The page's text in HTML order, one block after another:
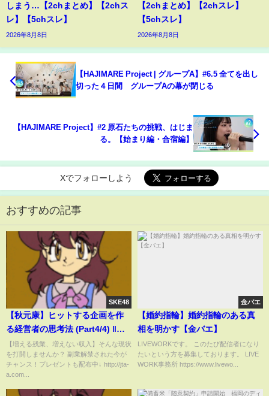
しまう…【2chまとめ】【2chス
レ】【5chスレ】
2026年8月8日
【2chまとめ】【2chスレ】
【5chスレ】
2026年8月8日
【HAJIMARE Project | グループA】#6.5 全てを出し
切った４日間 グループAの幕が閉じる
【HAJIMARE Project】#2 原石たちの挑戦、はじま
る。【始まり編・合宿編】
Xでフォローしよう
おすすめの記事
SKE48
【秋元康】ヒットする企画を作
る経営者の思考法 (Part4/4) ‖
AKB48 乃木坂46の生みの親
【増える残業、増えない収入】そんな現状
を打開しませんか？ 副業解禁された今が
チャンス！プレゼントも配布中↓ http://jta-
a.com...
金バエ
【婚約指輪】婚約指輪のある真
相を明かす【金バエ】
LIVEWORKです。 このたび配信者になり
たいという方を募集しております。 LIVE
WORK事務所 https://www.livewo...